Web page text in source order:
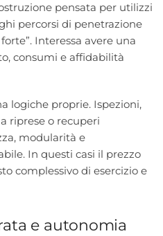
pensata per utilizzi
percorsi di penetrazione
Interessa avere una
consumi e affidabilità
logiche proprie. Ispezioni,
riprese o recuperi
modularità e
In questi casi il prezzo
complessivo di esercizio e
e autonomia